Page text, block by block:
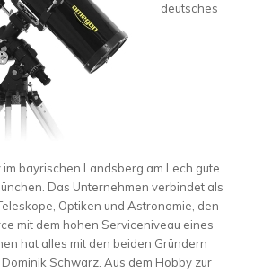
deutsches
bayrischen Landsberg am Lech gute
Das Unternehmen verbindet als
Optiken und Astronomie, den
mit dem hohen Serviceniveau eines
hat alles mit den beiden Gründern
Schwarz. Aus dem Hobby zur